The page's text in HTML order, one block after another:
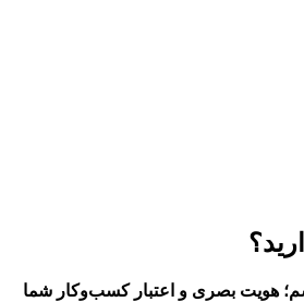
هویت بصری و اعتبار کسب‌وکار شما